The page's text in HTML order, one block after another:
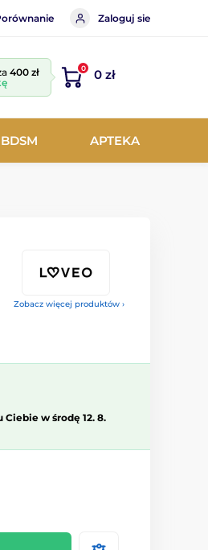
Zaloguj sie
400 zł
0 0 zł
BDSM APTEKA
Zobacz więcej produktów ›
Ciebie w środę 12. 8.